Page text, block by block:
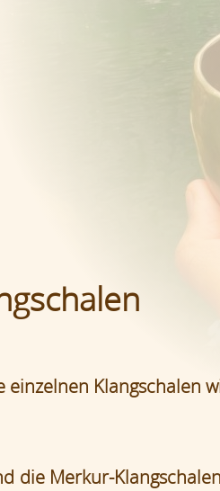
einzelnen Klangschalen
die Merkur-